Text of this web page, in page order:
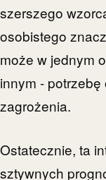
szerszego
osobistego
może w jednym
innym -
zagrożenia.
Ostatecznie, ta
sztywnych